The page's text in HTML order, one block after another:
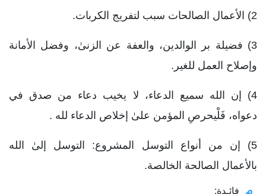
2) الأعمال الصالحات سبب لتفريج الكربات.
3) فضيلة بر الوالدين، والعفة عن الزنىٰ، وفضل الأمانة
وإصلاح العمل للغير.
4) إن الله سميع الدعاء، لا يخيب دعاء من صدق في
دعواه، فَلْيحرصِ المؤمن علىٰ إخلاص الدعاء لله .
5) إن من أنواع التوسل المشروع: التوسل إلىٰ الله
بالأعمال الصالحة الخالصة.
فائـدة: